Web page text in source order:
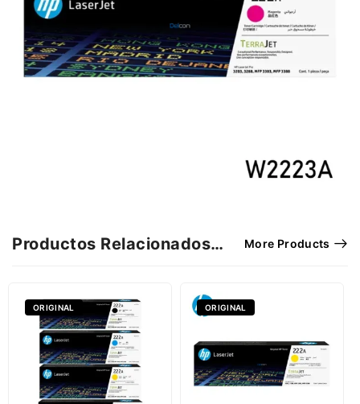
Productos Relacionados… More Products
ORIGINAL ORIGINAL